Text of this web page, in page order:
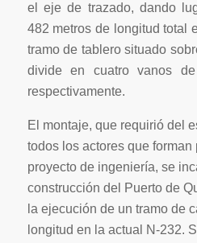
el eje de trazado, dando
482 metros de longitud total
tramo de tablero situado
divide en cuatro vanos de
respectivamente.
El montaje, que requirió del
todos los actores que forman
proyecto de ingeniería, se
construcción del Puerto de
la ejecución de un tramo de
longitud en la actual N-232.